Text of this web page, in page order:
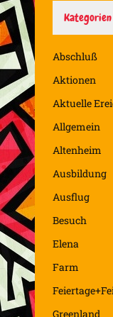
Kategorien
Abschluß
Aktionen
Aktuelle
Allgemein
Altenheim
Ausbildung
Ausflug
Besuch
Elena
Farm
Greenland